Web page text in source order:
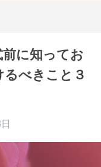
前に知ってお
るべきこと３